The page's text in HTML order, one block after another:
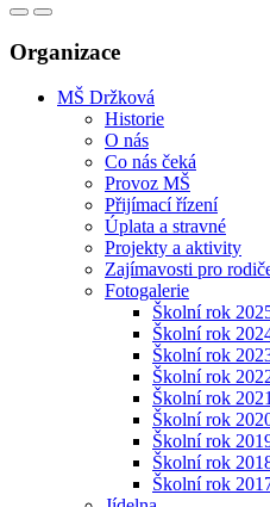
Organizace
MŠ Držková
Historie
O nás
Co nás čeká
Provoz MŠ
Přijímací řízení
Úplata a stravné
Projekty a aktivity
Zajímavosti pro
Fotogalerie
Školní rok
Školní rok
Školní rok
Školní rok
Školní rok
Školní rok
Školní rok
Školní rok
Školní rok